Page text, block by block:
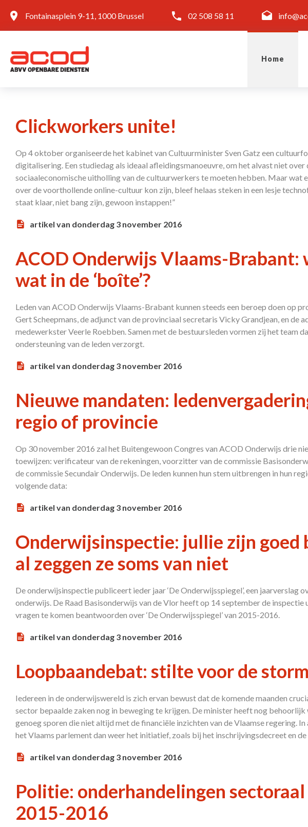
Fontainasplein 9-11, 1000 Brussel 02 508 58 11
Home
Clickworkers unite!
Op 4 oktober organiseerde het kabinet van Cultuurminister Sven Gatz een
digitalisering. Een studiedag als ideaal afleidingsmanoeuvre, om het alvast niet over
sociaaleconomische uitholling van de cultuurwerkers te moeten hebben. Maar wat
over de voorthollende online-cultuur kon zijn, bleef helaas steken in een lesje
staat klaar, niet bang zijn, gewoon instappen!”
artikel van donderdag 3 november 2016
ACOD Onderwijs Vlaams-Brabant:
wat in de ‘boîte’?
Leden van ACOD Onderwijs Vlaams-Brabant kunnen steeds een beroep doen op
Gert Scheepmans, de adjunct van de provinciaal secretaris Vicky Grandjean, en de
medewerkster Veerle Roebben. Samen met de bestuursleden vormen zij het team
ondersteuning van de leden verzorgt.
artikel van donderdag 3 november 2016
Nieuwe mandaten:
regio of provincie
Op 30 november 2016 zal het Buitengewoon Congres van ACOD Onderwijs drie
toewijzen: verificateur van de rekeningen, voorzitter van de commissie
de commissie Secundair Onderwijs. De leden kunnen hun stem uitbrengen in hun
volgende data:
artikel van donderdag 3 november 2016
Onderwijsinspectie: jullie zijn goed
al zeggen ze soms van niet
De onderwijsinspectie publiceert ieder jaar ‘De Onderwijsspiegel’, een jaarverslag
onderwijs. De Raad Basisonderwijs van de Vlor heeft op 14 september de inspectie
vragen te komen beantwoorden over ‘De Onderwijsspiegel’ van 2015-2016.
artikel van donderdag 3 november 2016
Loopbaandebat: stilte voor de
Iedereen in de onderwijswereld is zich ervan bewust dat de komende maanden
sector bepaalde zaken nog in beweging te krijgen. De minister heeft nog
genoeg sporen die niet altijd met de financiële inzichten van de Vlaamse regering.
het Vlaams parlement dan weer het initiatief, zoals bij het inschrijvingsdecreet en
artikel van donderdag 3 november 2016
Politie: onderhandelingen
2015-2016